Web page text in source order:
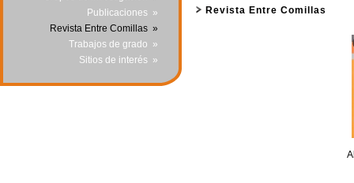
Publicaciones »
Revista Entre Comillas »
Trabajos de grado »
Sitios de interés »
Revista Entre Comillas